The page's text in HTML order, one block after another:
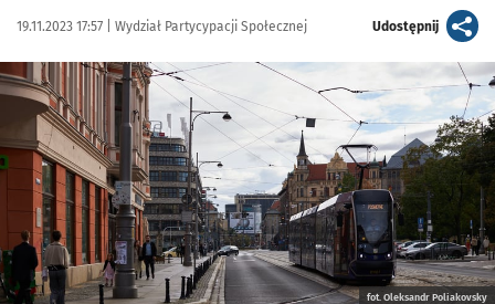
Data publikacji:
19.11.2023 17:57 | Autor:
Wydział Partycypacji Społecznej Udostępnijartykuł
Kliknij, aby powiększyć
fot. Oleksandr Poliakovsky